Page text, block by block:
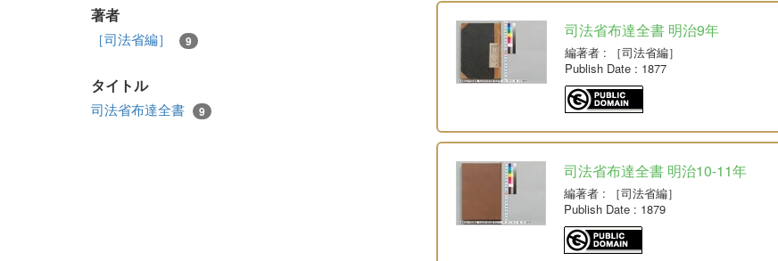
著者
［司法省編］ 9
タイトル
司法省布達全書 9
司法省布達全書 明治9年
編著者: ［司法省編］
Publish Date: 1877
司法省布達全書 明治10-11年
編著者: ［司法省編］
Publish Date: 1879